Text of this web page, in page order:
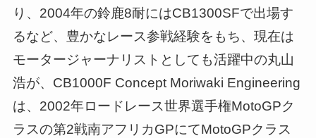
り、2004年の鈴鹿8耐にはCB1300SFで出場す
るなど、豊かなレース参戦経験をもち、現在は
モータージャーナリストとしても活躍中の丸山
浩が、CB1000F Concept Moriwaki Engineering
は、2002年ロードレース世界選手権MotoGPク
ラスの第2戦南アフリカGPにてMotoGPクラス